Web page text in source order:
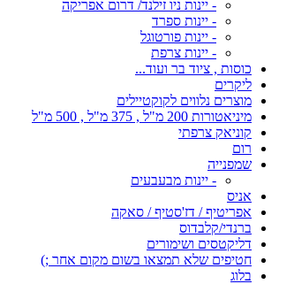
- יינות ניו זילנד/ דרום אפריקה
- יינות ספרד
- יינות פורטוגל
- יינות צרפת
כוסות , ציוד בר ועוד...
ליקרים
מוצרים נלווים לקוקטיילים
מיניאטורות 200 מ"ל , 375 מ"ל , 500 מ"ל
קוניאק צרפתי
רום
שמפנייה
- יינות מבעבעים
אניס
אפריטיף / דז'סטיף / סאקה
ברנדי/קלבדוס
דליקטסים ושימורים
חטיפים שלא תמצאו בשום מקום אחר ;)
בלוג